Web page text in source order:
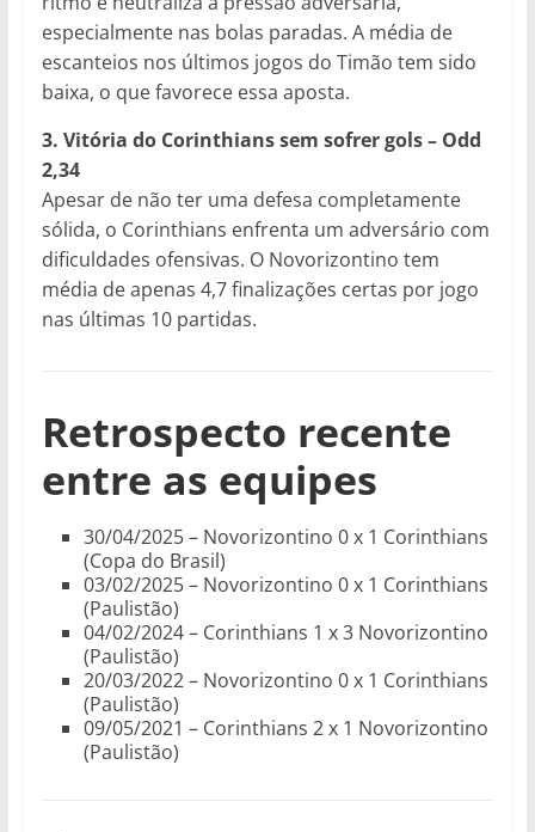
especialmente nas bolas paradas. A média de
escanteios nos últimos jogos do Timão tem sido
baixa, o que favorece essa aposta.
3. Vitória do Corinthians sem sofrer gols – Odd
2,34
Apesar de não ter uma defesa completamente
sólida, o Corinthians enfrenta um adversário com
dificuldades ofensivas. O Novorizontino tem
média de apenas 4,7 finalizações certas por jogo
nas últimas 10 partidas.
Retrospecto recente
entre as equipes
30/04/2025 – Novorizontino 0 x 1 Corinthians
(Copa do Brasil)
03/02/2025 – Novorizontino 0 x 1 Corinthians
(Paulistão)
04/02/2024 – Corinthians 1 x 3 Novorizontino
(Paulistão)
20/03/2022 – Novorizontino 0 x 1 Corinthians
(Paulistão)
09/05/2021 – Corinthians 2 x 1 Novorizontino
(Paulistão)